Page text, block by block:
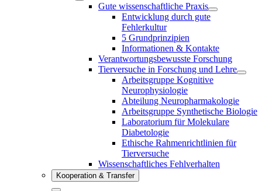
Gute wissenschaftliche Praxis
Entwicklung durch gute
Fehlerkultur
5 Grundprinzipien
Informationen & Kontakte
Verantwortungsbewusste Forschung
Tierversuche in Forschung und Lehre
Arbeitsgruppe Kognitive
Neurophysiologie
Abteilung Neuropharmakologie
Arbeitsgruppe Synthetische Biologie
Laboratorium für Molekulare
Diabetologie
Ethische Rahmenrichtlinien für
Tierversuche
Wissenschaftliches Fehlverhalten
Kooperation & Transfer